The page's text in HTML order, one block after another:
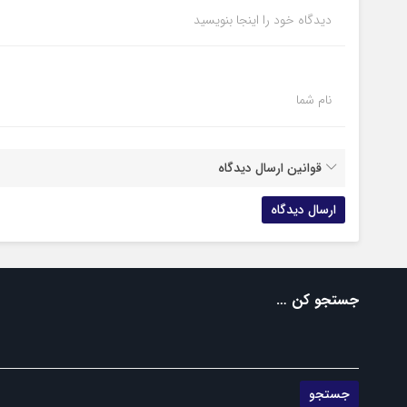
دیدگاه خود را اینجا بنویسید
نام شما
قوانین ارسال دیدگاه
جستجو کن …